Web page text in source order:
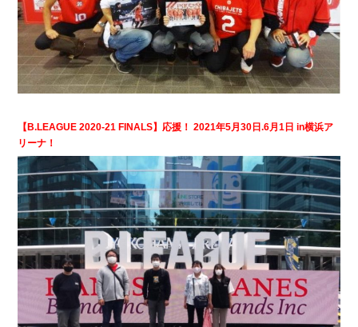
【B.LEAGUE 2020-21 FINALS】応援！ 2021年5月30日.6月1日 in横浜ア
リーナ！